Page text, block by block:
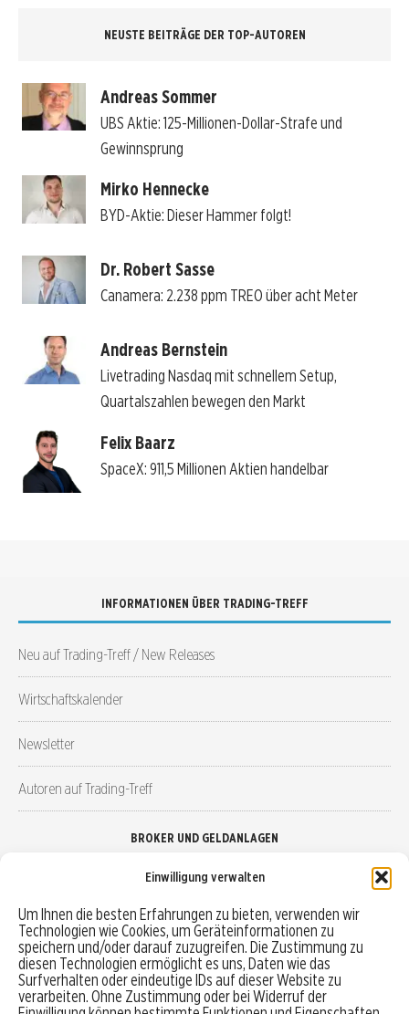
Einwilligung verwalten
Um Ihnen die besten Erfahrungen zu bieten, verwenden wir
Technologien wie Cookies, um Geräteinformationen zu
speichern und/oder darauf zuzugreifen. Die Zustimmung zu
diesen Technologien ermöglicht es uns, Daten wie das
Surfverhalten oder eindeutige IDs auf dieser Website zu
verarbeiten. Ohne Zustimmung oder bei Widerruf der
NEUSTE BEITRÄGE DER TOP-AUTOREN
Andreas Sommer
UBS Aktie: 125-Millionen-Dollar-Strafe und
Gewinnsprung
Mirko Hennecke
BYD-Aktie: Dieser Hammer folgt!
Dr. Robert Sasse
Canamera: 2.238 ppm TREO über acht Meter
Andreas Bernstein
Livetrading Nasdaq mit schnellem Setup,
Quartalszahlen bewegen den Markt
Felix Baarz
SpaceX: 911,5 Millionen Aktien handelbar
INFORMATIONEN ÜBER TRADING-TREFF
Neu auf Trading-Treff / New Releases
Wirtschaftskalender
Newsletter
Autoren auf Trading-Treff
BROKER UND GELDANLAGEN
Robo-Advisor vergleichen
Depotvergleich